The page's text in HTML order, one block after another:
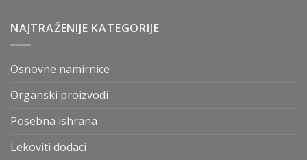
NAJTRAŽENIJE KATEGORIJE
Osnovne namirnice
Organski proizvodi
Posebna ishrana
Lekoviti dodaci